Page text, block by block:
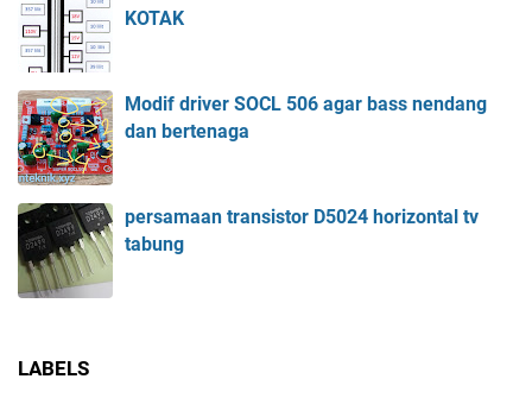
KOTAK
Modif driver SOCL 506 agar bass nendang
dan bertenaga
persamaan transistor D5024 horizontal tv
tabung
LABELS